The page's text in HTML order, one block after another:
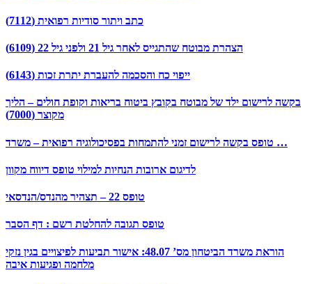
כתב ויתור סודיות רפואית (7112)
הצהרת מבוטח שהתגייס לאחר גיל 21 ולפני גיל 22 (6109)
ייפוי כח והסכמה להעברת יתרת זכות (6143)
בקשה לרישום ילד של מבוטח בקובץ ביטוח בריאות וקופת חולים – הליך
מקוצר (7000)
טופס בקשה לרישום זמני להתמחות בפסיכולוגיה רפואית – משרד …
לדיגום ארובות הנחיות למילוי טופס דיווח מקוון
טופס 22 – תצהיר מהנדס/הנדסאי
טופס תגובה להחלטת רשם : דף הסבר
הוראת משרד הביטחון מס’ 48.07: אישור תביעות לפיצויים בגין נזקי
מלחמה ופגיעות איבה